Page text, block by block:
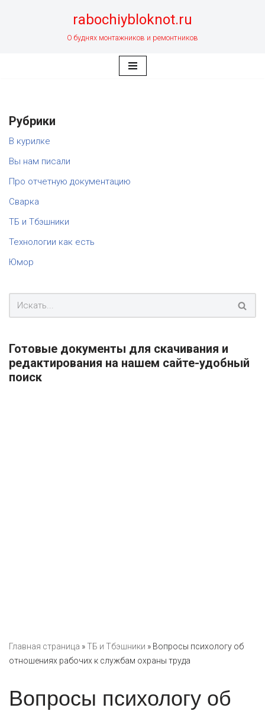
rabochiybloknot.ru
О буднях монтажников и ремонтников
Рубрики
В курилке
Вы нам писали
Про отчетную документацию
Сварка
ТБ и Тбэшники
Технологии как есть
Юмор
Готовые документы для скачивания и
редактирования на нашем сайте-удобный
поиск
Главная страница »ТБ и Тбэшники » Вопросы психологу об
отношениях рабочих к службам охраны труда
Вопросы психологу об